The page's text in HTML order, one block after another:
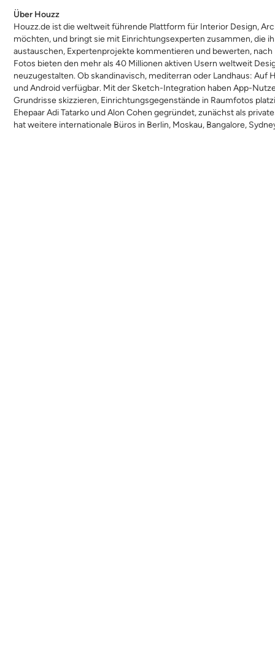
Über Houzz
Houzz.de ist die weltweit führende Plattform für Interior Design,
möchten, und bringt sie mit Einrichtungsexperten zusammen, die
austauschen, Expertenprojekte kommentieren und bewerten,
Fotos bieten den mehr als 40 Millionen aktiven Usern weltweit
neuzugestalten. Ob skandinavisch, mediterran oder Landhaus:
und Android verfügbar. Mit der Sketch-Integration haben App-
Grundrisse skizzieren, Einrichtungsgegenstände in Raumfotos
Ehepaar Adi Tatarko und Alon Cohen gegründet, zunächst als
hat weitere internationale Büros in Berlin, Moskau, Bangalore,